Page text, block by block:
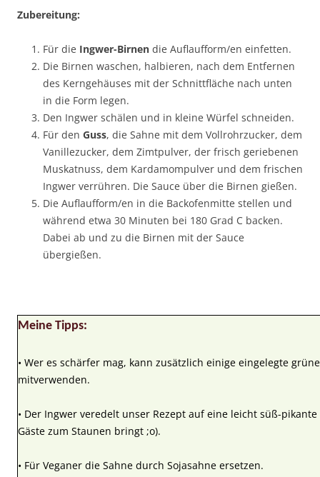
Zubereitung:
Für die Ingwer-Birnen die Auflaufform/en einfetten.
Die Birnen waschen, halbieren, nach dem Entfernen
des Kerngehäuses mit der Schnittfläche nach unten
in die Form legen.
Den Ingwer schälen und in kleine Würfel schneiden.
Für den Guss, die Sahne mit dem Vollrohrzucker, dem
Vanillezucker, dem Zimtpulver, der frisch geriebenen
Muskatnuss, dem Kardamompulver und dem frischen
Ingwer verrühren. Die Sauce über die Birnen gießen.
Die Auflaufform/en in die Backofenmitte stellen und
während etwa 30 Minuten bei 180 Grad C backen.
Dabei ab und zu die Birnen mit der Sauce
übergießen.
Meine Tipps:
• Wer es schärfer mag, kann zusätzlich einige eingelegte
mitverwenden.
• Der Ingwer veredelt unser Rezept auf eine leicht süß-
Gäste zum Staunen bringt ;o).
• Für Veganer die Sahne durch Sojasahne ersetzen.